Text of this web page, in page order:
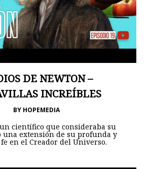
DE NEWTON –
INCREÍBLES
BY HOPEMEDIA
científico que consideraba su
una extensión de su profunda y
en el Creador del Universo.